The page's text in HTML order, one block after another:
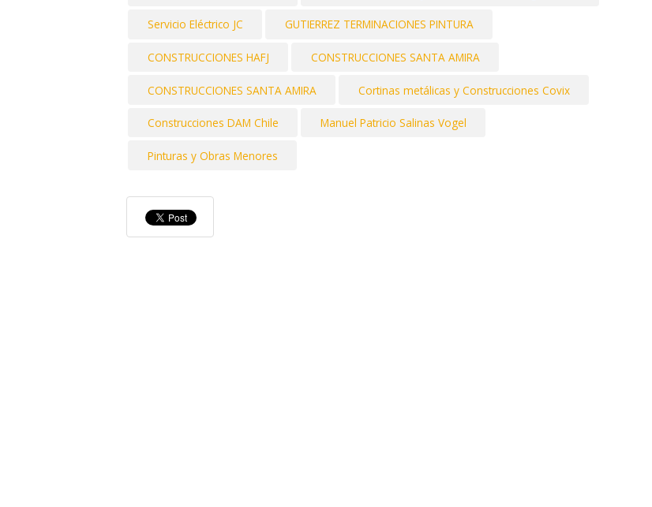
Servicio Eléctrico JC GUTIERREZ TERMINACIONES PINTURA
CONSTRUCCIONES HAFJ CONSTRUCCIONES SANTA AMIRA
CONSTRUCCIONES SANTA AMIRA Cortinas metálicas y Construcciones Covix
Construcciones DAM Chile Manuel Patricio Salinas Vogel
Pinturas y Obras Menores